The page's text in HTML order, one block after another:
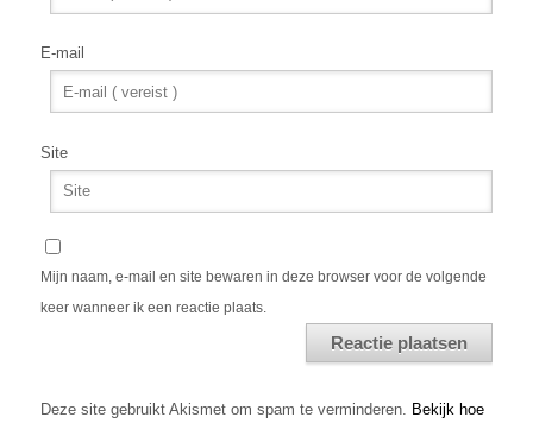
E-mail
Site
Mijn naam, e-mail en site bewaren in deze browser voor de volgende
keer wanneer ik een reactie plaats.
Deze site gebruikt Akismet om spam te verminderen. Bekijk hoe